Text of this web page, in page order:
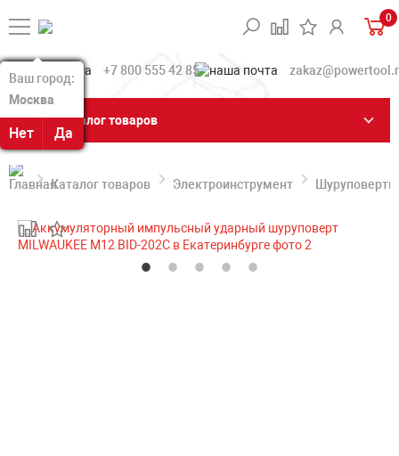
Ваш город:
Москва
Нет Да
Ваш город:
Москва
Нет Да
0
+7 800 555 42 85
Каталог товаров
Каталог товаров Электроинструмент Шуруповерты